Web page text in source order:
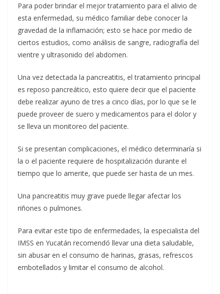
Para poder brindar el mejor tratamiento para el alivio de
esta enfermedad, su médico familiar debe conocer la
gravedad de la inflamación; esto se hace por medio de
ciertos estudios, como análisis de sangre, radiografía del
vientre y ultrasonido del abdomen.
Una vez detectada la pancreatitis, el tratamiento principal
es reposo pancreático, esto quiere decir que el paciente
debe realizar ayuno de tres a cinco días, por lo que se le
puede proveer de suero y medicamentos para el dolor y
se lleva un monitoreo del paciente.
Si se presentan complicaciones, el médico determinaría si
la o el paciente requiere de hospitalización durante el
tiempo que lo amerite, que puede ser hasta de un mes.
Una pancreatitis muy grave puede llegar afectar los
riñones o pulmones.
Para evitar este tipo de enfermedades, la especialista del
IMSS en Yucatán recomendó llevar una dieta saludable,
sin abusar en el consumo de harinas, grasas, refrescos
embotellados y limitar el consumo de alcohol.